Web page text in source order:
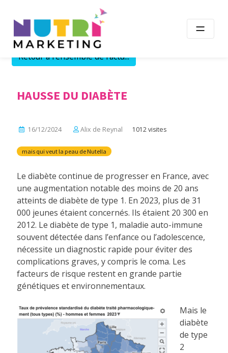
Retour à l'ensemble de l'actu...
HAUSSE DU DIABÈTE
16/12/2024 Alix de Reynal 1012 visites
mais qui veut la peau de Nutella
Le diabète continue de progresser en France, avec
une augmentation notable des moins de 20 ans
atteints de diabète de type 1. En 2023, plus de 31
000 jeunes étaient concernés. Ils étaient 20 300 en
2012. Le diabète de type 1, maladie auto-immune
souvent détectée dans l’enfance ou l’adolescence,
nécessite un diagnostic rapide pour éviter des
complications graves, y compris le coma. Les
facteurs de risque restent en grande partie
génétiques et environnementaux.
Mais le
diabète
de type
2